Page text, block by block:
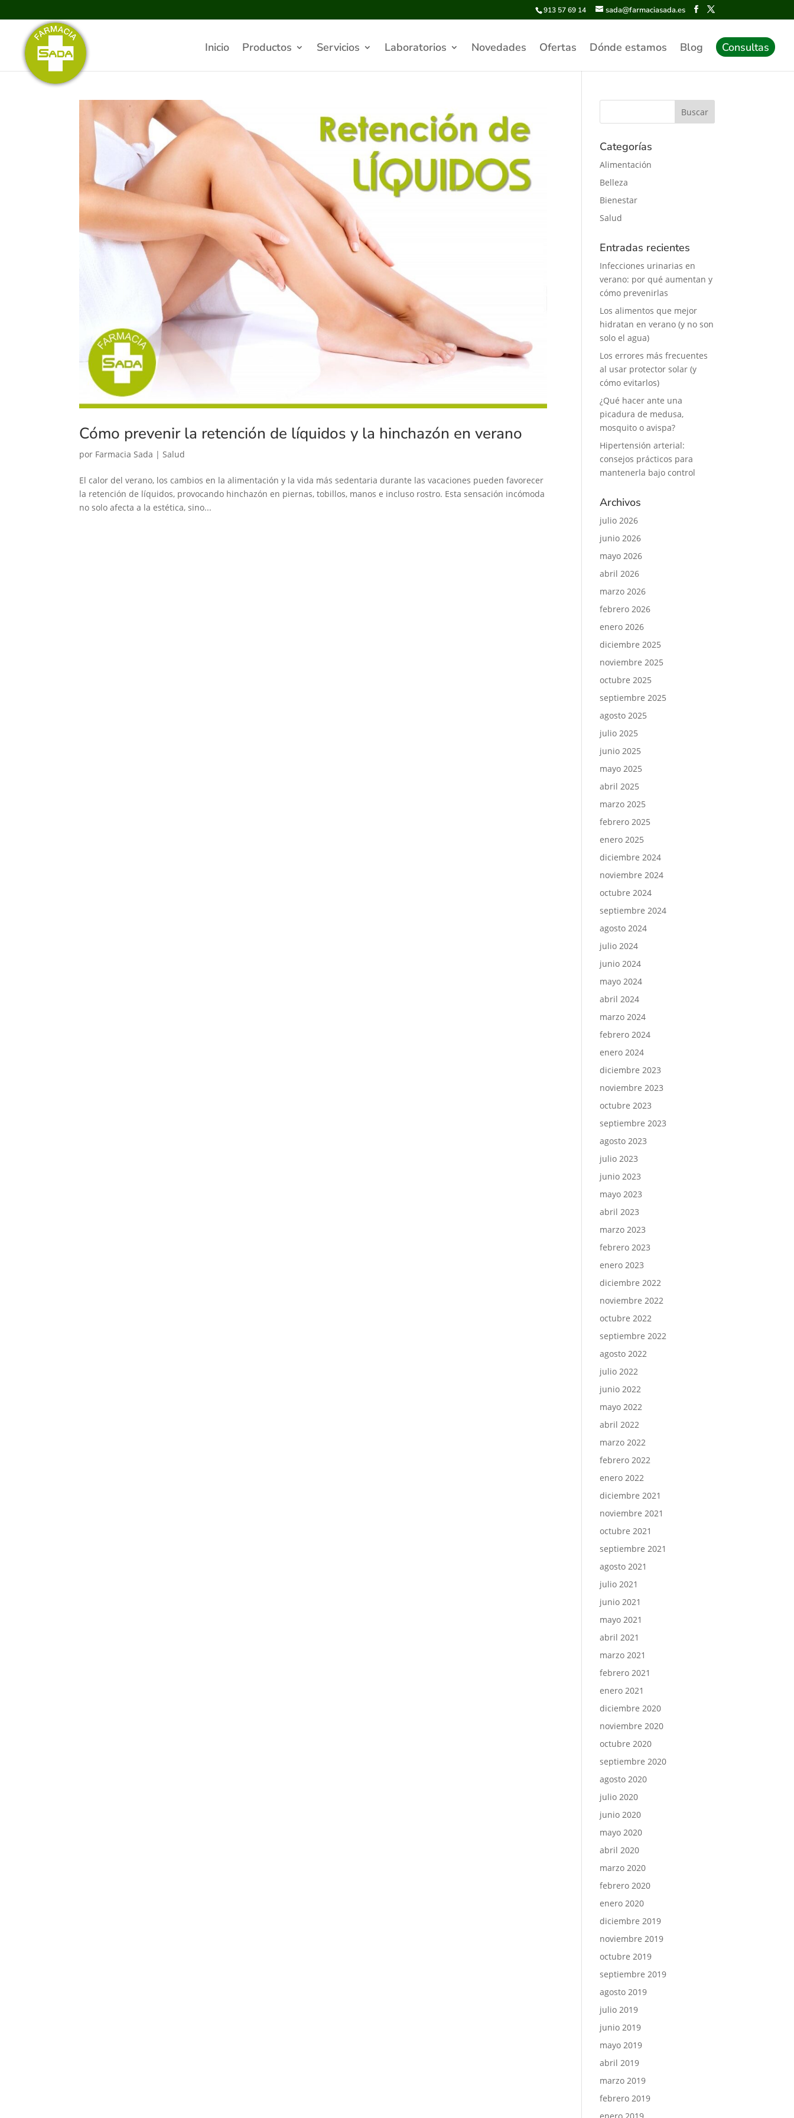
913 57 69 14 sada@farmaciasada.es
Inicio Productos Servicios Laboratorios Novedades Ofertas Dónde estamos Blog Consultas
Cómo prevenir la retención de líquidos y la hinchazón en verano
por Farmacia Sada |Salud
El calor del verano, los cambios en la alimentación y la vida más sedentaria durante las vacaciones pueden favorecer
la retención de líquidos, provocando hinchazón en piernas, tobillos, manos e incluso rostro. Esta sensación incómoda
no solo afecta a la estética, sino...
Categorías
Alimentación
Belleza
Bienestar
Salud
Entradas recientes
Infecciones urinarias en
verano: por qué aumentan y
cómo prevenirlas
Los alimentos que mejor
hidratan en verano (y no son
solo el agua)
Los errores más frecuentes
al usar protector solar (y
cómo evitarlos)
¿Qué hacer ante una
picadura de medusa,
mosquito o avispa?
Hipertensión arterial:
consejos prácticos para
mantenerla bajo control
Archivos
julio 2026
junio 2026
mayo 2026
abril 2026
marzo 2026
febrero 2026
enero 2026
diciembre 2025
noviembre 2025
octubre 2025
septiembre 2025
agosto 2025
julio 2025
junio 2025
mayo 2025
abril 2025
marzo 2025
febrero 2025
enero 2025
diciembre 2024
noviembre 2024
octubre 2024
septiembre 2024
agosto 2024
julio 2024
junio 2024
mayo 2024
abril 2024
marzo 2024
febrero 2024
enero 2024
diciembre 2023
noviembre 2023
octubre 2023
septiembre 2023
agosto 2023
julio 2023
junio 2023
mayo 2023
abril 2023
marzo 2023
febrero 2023
enero 2023
diciembre 2022
noviembre 2022
octubre 2022
septiembre 2022
agosto 2022
julio 2022
junio 2022
mayo 2022
abril 2022
marzo 2022
febrero 2022
enero 2022
diciembre 2021
noviembre 2021
octubre 2021
septiembre 2021
agosto 2021
julio 2021
junio 2021
mayo 2021
abril 2021
marzo 2021
febrero 2021
enero 2021
diciembre 2020
noviembre 2020
octubre 2020
septiembre 2020
agosto 2020
julio 2020
junio 2020
mayo 2020
abril 2020
marzo 2020
febrero 2020
enero 2020
diciembre 2019
noviembre 2019
octubre 2019
septiembre 2019
agosto 2019
julio 2019
junio 2019
mayo 2019
abril 2019
marzo 2019
febrero 2019